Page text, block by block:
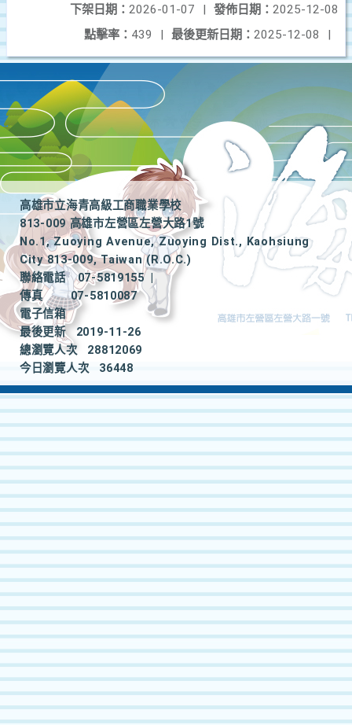
發佈日期： 2025-12-08
下架日期： 2026-01-07
|
最後更新日期： 2025-12-08 |
點擊率： 439 |
高雄市立海青高級工商職業學校
813-009 高雄市左營區左營大路1號
No.1, Zuoying Avenue, Zuoying Dist., Kaohsiung
City 813-009, Taiwan (R.O.C.)
聯絡電話
07-5819155
|
傳真
07-5810087
電子信箱
最後更新
2019-11-26
總瀏覽人次
28812069
今日瀏覽人次
36448